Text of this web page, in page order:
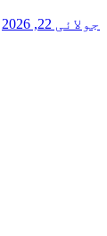
جولائی 22, 2026